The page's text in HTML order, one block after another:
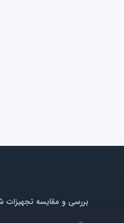
بررسی و مقایسه تجهیزات